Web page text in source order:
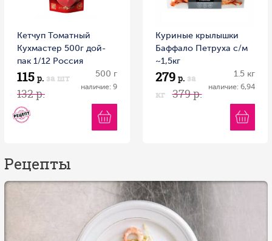
Кетчуп Томатный
Кухмастер 500г дой-
пак 1/12 Россия
115 р. за шт
132 р.
500 г
наличие: 9
Куриные крылышки
Баффало Петруха с/м
~1,5кг
279 р. за
кг
379 р.
1.5 кг
наличие: 6,94
Рецепты